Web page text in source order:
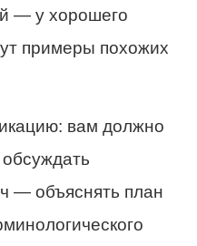
— у хорошего
примеры похожих
вам должно
— объяснять план